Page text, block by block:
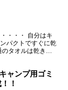
・・・ 自分はキ
パクトですぐに乾
タオルは乾きに
ャンプ用ゴミ
！